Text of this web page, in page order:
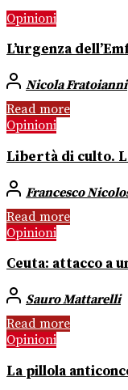
Opinioni
L’urgenza
Nicola Fratoianni
Read more
Opinioni
Libertà di culto.
Francesco
Read more
Opinioni
Ceuta: attacco a
Sauro Mattarelli
Read more
Opinioni
La pillola